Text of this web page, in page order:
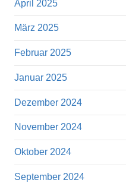
April 2025
März 2025
Februar 2025
Januar 2025
Dezember 2024
November 2024
Oktober 2024
September 2024